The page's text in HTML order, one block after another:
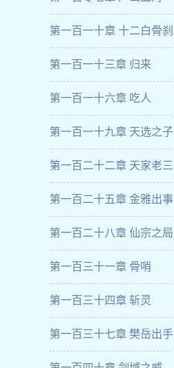
第一百一十章 十二白骨刹
第一百一十三章 归来
第一百一十六章 吃人
第一百一十九章 天选之子
第一百二十二章 天家老三
第一百二十五章 金雅出事
第一百二十八章 仙宗之局
第一百三十一章 骨哨
第一百三十四章 斩灵
第一百三十七章 樊岳出手